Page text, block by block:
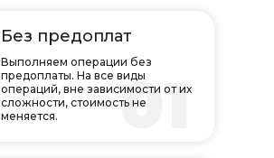
01
Без предоплат
Выполняем операции без
предоплаты. На все виды
операций, вне зависимости от их
сложности, стоимость не
меняется.